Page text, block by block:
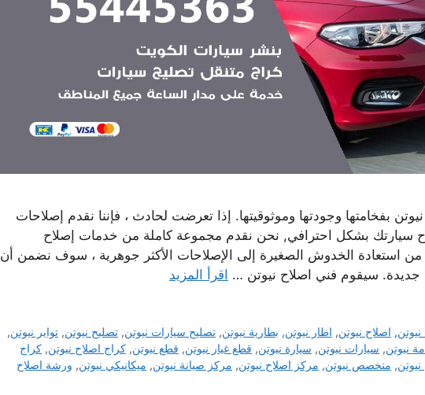
بفخامتها وجودتها وموثوقيتها. إذا تعرضت لحادث ، فإننا نقدم إصلاحات
سيارتك بشكل احترافي, نحن نقدم مجموعة كاملة من خدمات إصلاح
من استعادة الخدوش الصغيرة إلى الإصلاحات الأكثر جوهرية ، سوف نضمن أن
جديدة. سيقوم فني اصلاح نيوتن … اقرأ المزيد
, اصلاح نيوتن, اطار نيوتن, بطارية نيوتن,تصليح سيارات نيوتن,تصليح نيوتن,تواير نيوتن,
نيوتن, سيارات نيوتن, سيارة نيوتن, قطع غيار نيوتن, قطع نيوتن, كراج اصلاح نيوتن, كراج
, متخصص نيوتن, مركز اصلاح نيوتن, مركز صيانة نيوتن, ميكانيكي نيوتن, ورشة اصلاح